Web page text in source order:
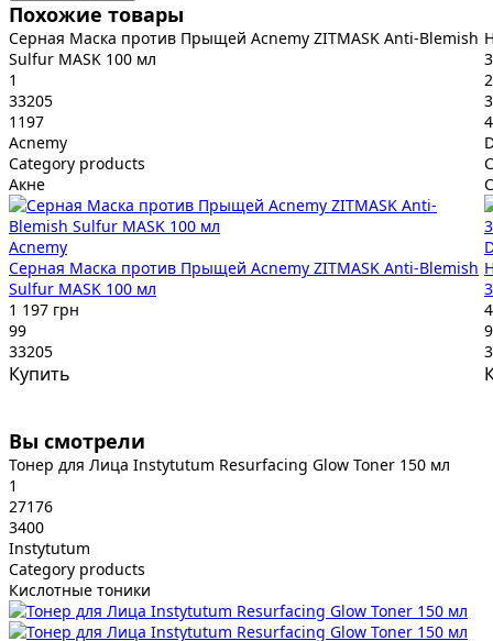
Похожие товары
Серная Маска против Прыщей Acnemy ZITMASK Anti-Blemish
Sulfur MASK 100 мл
1
33205
1197
Acnemy
Category products
Акне
Acnemy
Серная Маска против Прыщей Acnemy ZITMASK Anti-Blemish
Sulfur MASK 100 мл
1 197 грн
99
33205
Купить
2
Вы смотрели
Тонер для Лица Instytutum Resurfacing Glow Toner 150 мл
1
27176
3400
Instytutum
Category products
Кислотные тоники